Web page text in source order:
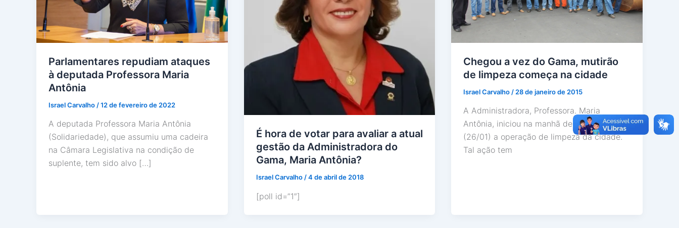
Parlamentares repudiam ataques
à deputada Professora Maria
Antônia
Israel Carvalho /12 de fevereiro de 2022
A deputada Professora Maria Antônia
(Solidariedade), que assumiu uma cadeira
na Câmara Legislativa na condição de
suplente, tem sido alvo […]
É hora de votar para avaliar a atual
gestão da Administradora do
Gama, Maria Antônia?
Israel Carvalho/4 de abril de 2018
[poll id=”1″]
Chegou a vez do Gama, mutirão
de limpeza começa na cidade
Israel Carvalho / 28 de janeiro de 2015
A Administradora, Professora. Maria
Antônia, iniciou na manhã de segunda-feira
(26/01) a operação de limpeza da cidade.
Tal ação tem